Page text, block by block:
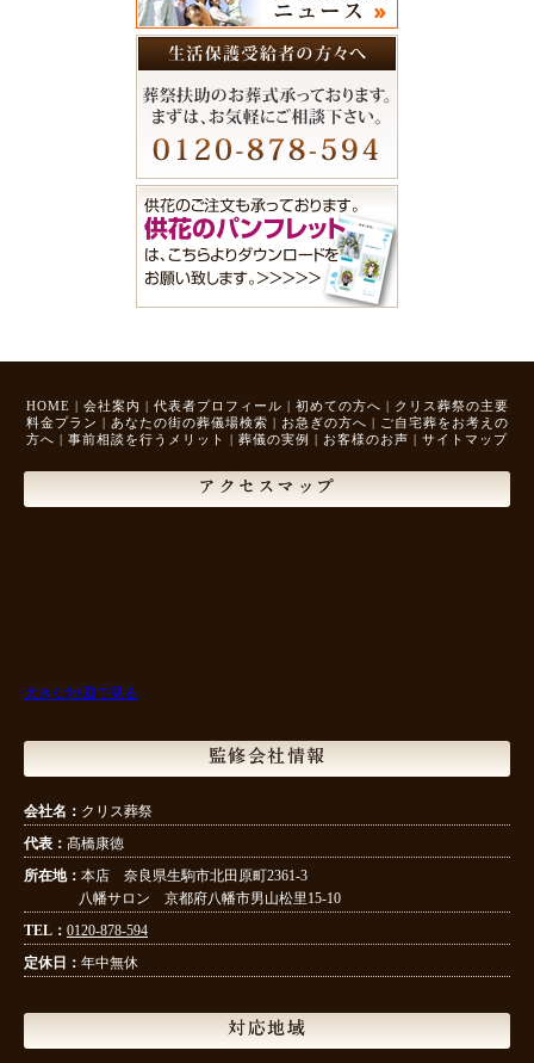
HOME | 会社案内 | 代表者プロフィール | 初めての方へ | クリス葬祭の主要
料金プラン | あなたの街の葬儀場検索 | お急ぎの方へ | ご自宅葬をお考えの
方へ | 事前相談を行うメリット | 葬儀の実例 | お客様のお声 | サイトマップ
アクセスマップ
大きな地図で見る
監修会社情報
会社名： クリス葬祭
代表： 髙橋康徳
所在地： 本店 奈良県生駒市北田原町2361-3
八幡サロン 京都府八幡市男山松里15-10
TEL： 0120-878-594
定休日： 年中無休
対応地域